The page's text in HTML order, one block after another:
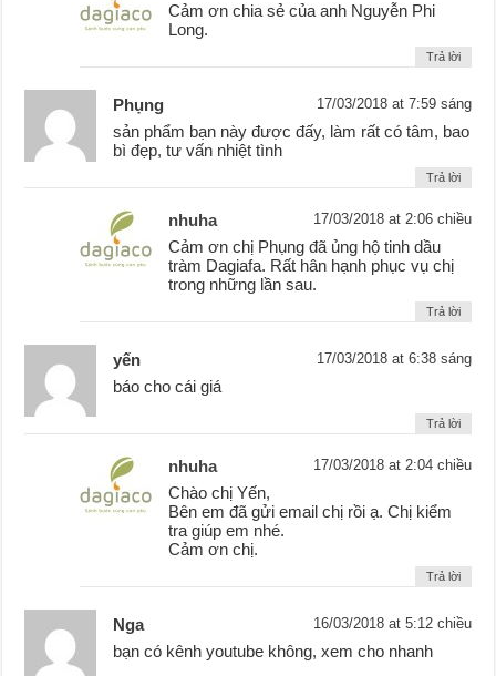
Cảm ơn chia sẻ của anh Nguyễn Phi
Long.
Trả lời
Phụng 17/03/2018 at 7:59 sáng
sản phẩm bạn này được đấy, làm rất có tâm, bao
bì đẹp, tư vấn nhiệt tình
Trả lời
nhuha 17/03/2018 at 2:06 chiều
Cảm ơn chị Phụng đã ủng hộ tinh dầu
tràm Dagiafa. Rất hân hạnh phục vụ chị
trong những lần sau.
Trả lời
yến 17/03/2018 at 6:38 sáng
báo cho cái giá
Trả lời
nhuha 17/03/2018 at 2:04 chiều
Chào chị Yến,
Bên em đã gửi email chị rồi ạ. Chị kiểm
tra giúp em nhé.
Cảm ơn chị.
Trả lời
Nga 16/03/2018 at 5:12 chiều
bạn có kênh youtube không, xem cho nhanh